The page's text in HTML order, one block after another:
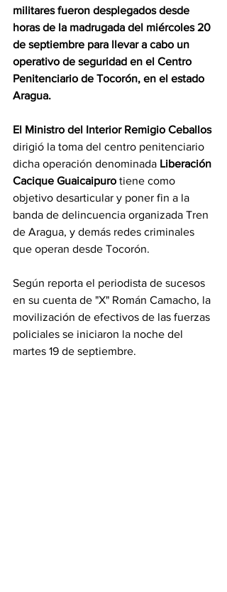
militares fueron desplegados desde
horas de la madrugada del miércoles 20
de septiembre para llevar a cabo un
operativo de seguridad en el Centro
Penitenciario de Tocorón, en el estado
Aragua.
El Ministro del Interior Remigio Ceballos
dirigió la toma del centro penitenciario
dicha operación denominada Liberación
Cacique Guaicaipuro tiene como
objetivo desarticular y poner fin a la
banda de delincuencia organizada Tren
de Aragua, y demás redes criminales
que operan desde Tocorón.
Según reporta el periodista de sucesos
en su cuenta de "X" Román Camacho, la
movilización de efectivos de las fuerzas
policiales se iniciaron la noche del
martes 19 de septiembre.